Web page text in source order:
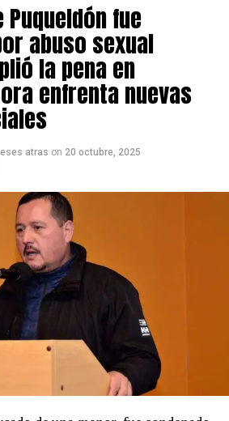
Puqueldón fue
abuso sexual
la pena en
enfrenta nuevas
atras on 20 octubre, 2025